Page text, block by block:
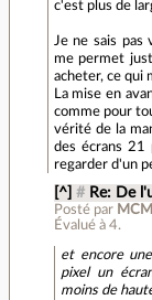
c'est plus de
Je ne sais pas
me permet
acheter, ce qui
La mise en
comme pour
vérité de la
des écrans 21
regarder d'un
[^] # Re: De
Posté par
Évalué à 4.
et encore
pixel un
moins de